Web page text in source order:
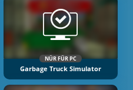
NÜR FÜR PC
Garbage Truck Simulator